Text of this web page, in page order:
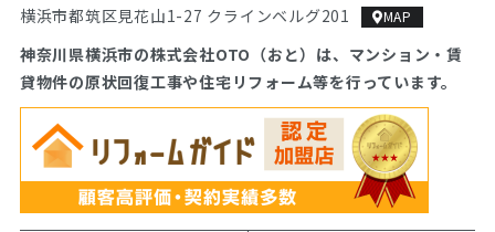
横浜市都筑区見花山1-27 クラインベルグ201
MAP
神奈川県横浜市の株式会社OTO（おと）は、マンション・賃
貸物件の原状回復工事や住宅リフォーム等を行っています。